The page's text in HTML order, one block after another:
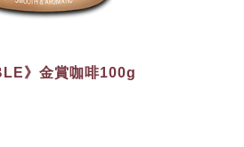
》金賞咖啡100g